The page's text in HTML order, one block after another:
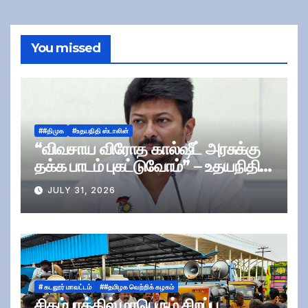
You missed
##திமுக #உதயநிதி ஸ்டாலின்
“விவசாய விரோத கால்ஷீட் அரசுக்கு
தக்க பாடம் புகட்டுவோம்” – உதயநிதி
ஸ்டாலின்
JULY 31, 2026
# கடலூர் மாவட்டம் ##தமிழக வெற்றிக் கழகம்